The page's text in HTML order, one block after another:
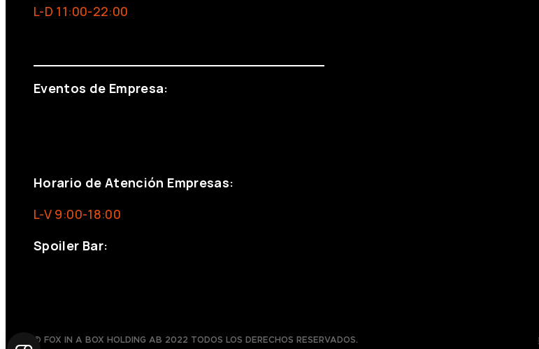
L-D 11:00-22:00
Eventos de Empresa:
Horario de Atención Empresas:
L-V 9:00-18:00
Spoiler Bar:
© FOX IN A BOX HOLDING AB 2022 TODOS LOS DERECHOS RESERVADOS.